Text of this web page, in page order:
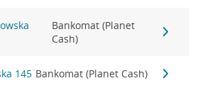
Bankomat (Planet
Cash)
145 Bankomat (Planet Cash)